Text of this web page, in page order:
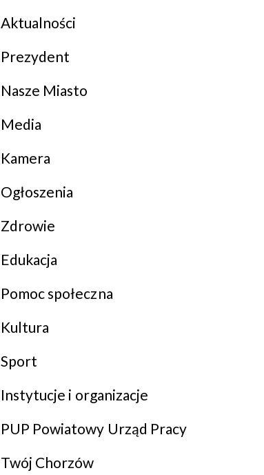
Aktualności
Prezydent
Nasze Miasto
Media
Kamera
Ogłoszenia
Zdrowie
Edukacja
Pomoc społeczna
Kultura
Sport
Instytucje i organizacje
PUP Powiatowy Urząd Pracy
Twój Chorzów